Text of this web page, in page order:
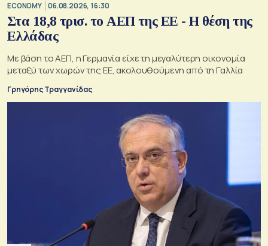
ECONOMY 06.08.2026, 16:30
Στα 18,8 τρισ. το ΑΕΠ της ΕΕ - Η θέση της
Ελλάδας
Με βάση το ΑΕΠ, η Γερμανία είχε τη μεγαλύτερη οικονομία
μεταξύ των χωρών της ΕΕ, ακολουθούμενη από τη Γαλλία
Γρηγόρης Τραγγανίδας